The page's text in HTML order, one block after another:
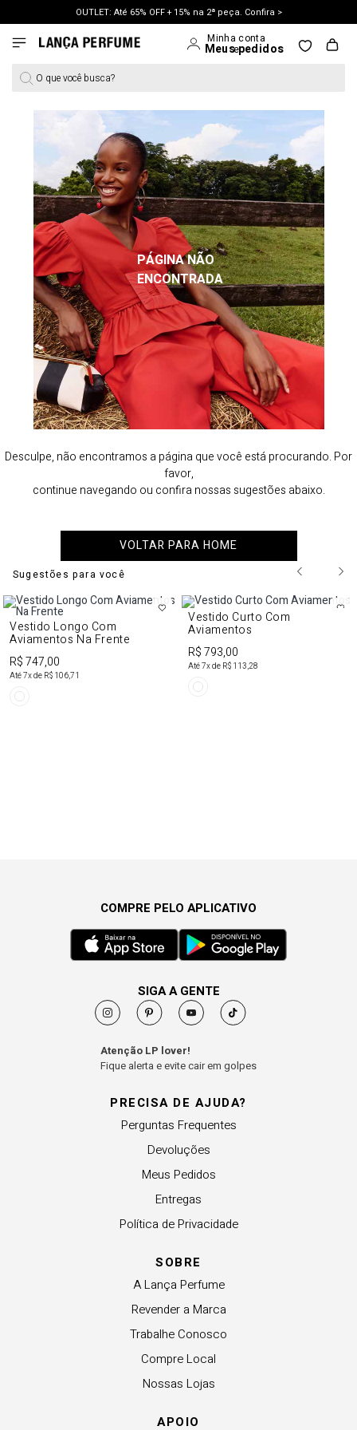
OUTLET: Até 65% OFF + 15% na 2ª peça. Confira >
LANÇAMENTO PRIMAVERA 27. Clique e aproveite.
O que você busca?
PÁGINA NÃO
ENCONTRADA
Desculpe, não encontramos a página que você está procurando. Por
favor,
continue navegando ou confira nossas sugestões abaixo.
VOLTAR PARA HOME
Sugestões para você
Vestido Longo Com
Aviamentos Na Frente
R$ 747,00
Até7x de R$ 106,71
Vestido Curto Com
Aviamentos
R$ 793,00
Até7x de R$ 113,28
PRECISA DE AJUDA?
Perguntas Frequentes
Devoluções
Meus Pedidos
Entregas
Política de Privacidade
SOBRE
A Lança Perfume
Revender a Marca
Trabalhe Conosco
Compre Local
Nossas Lojas
APOIO
COMPRE PELO APLICATIVO
SIGA A GENTE
Atenção LP lover!
Fique alerta e evite cair em golpes